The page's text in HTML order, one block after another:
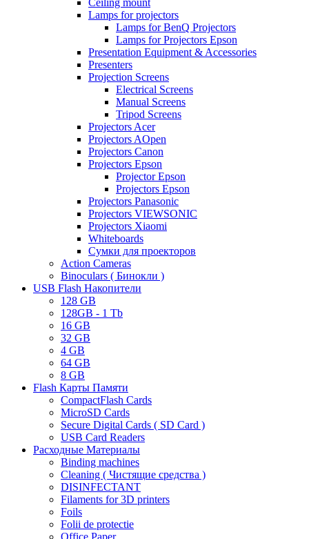
Ceiling mount
Lamps for projectors
Lamps for BenQ Projectors
Lamps for Projectors Epson
Presentation Equipment & Accessories
Presenters
Projection Screens
Electrical Screens
Manual Screens
Tripod Screens
Projectors Acer
Projectors AOpen
Projectors Canon
Projectors Epson
Projector Epson
Projectors Epson
Projectors Panasonic
Projectors VIEWSONIC
Projectors Xiaomi
Whiteboards
Сумки для проекторов
Action Cameras
Binoculars ( Бинокли )
USB Flash Накопители
128 GB
128GB - 1 Tb
16 GB
32 GB
4 GB
64 GB
8 GB
Flash Карты Памяти
CompactFlash Cards
MicroSD Cards
Secure Digital Cards ( SD Card )
USB Card Readers
Расходные Материалы
Binding machines
Cleaning ( Чистящие средства )
DISINFECTANT
Filaments for 3D printers
Foils
Folii de protectie
Office Paper